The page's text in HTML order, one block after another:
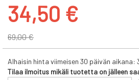
Tarjoushinta
34,50 €
69,00 €
Alhaisin hinta viimeisen 30 päivän aikana:
Tilaa ilmoitus mikäli tuotetta on jälleen